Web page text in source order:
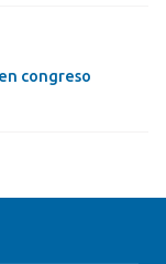
congreso